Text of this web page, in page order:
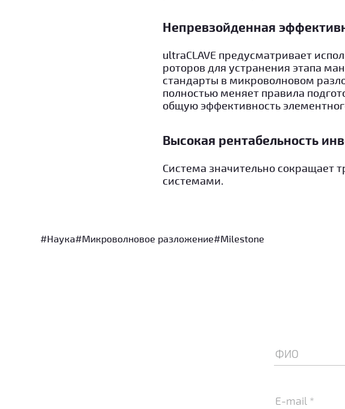
Непревзойденная
ultraCLAVE предусматривает
роторов для устранения этапа
стандарты в микроволновом
полностью меняет правила
общую эффективность
Высокая рентабельность
Система значительно сокращает
системами.
#Наука#Микроволновое разложение#Milestone